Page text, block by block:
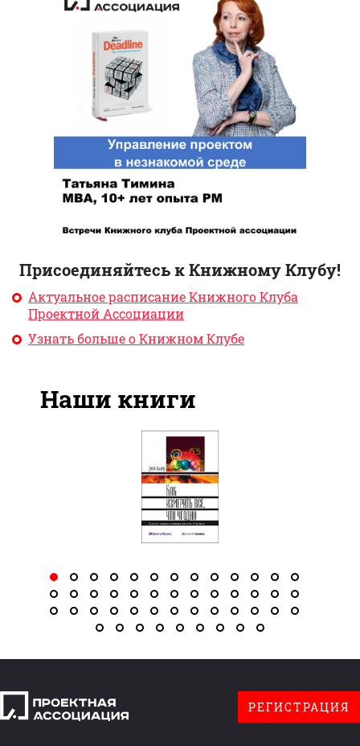
Присоединяйтесь к Книжному Клубу!
Актуальное расписание Книжного Клуба
Проектной Ассоциации
Узнать больше о Книжном Клубе
Наши книги
РЕГИСТРАЦИЯ